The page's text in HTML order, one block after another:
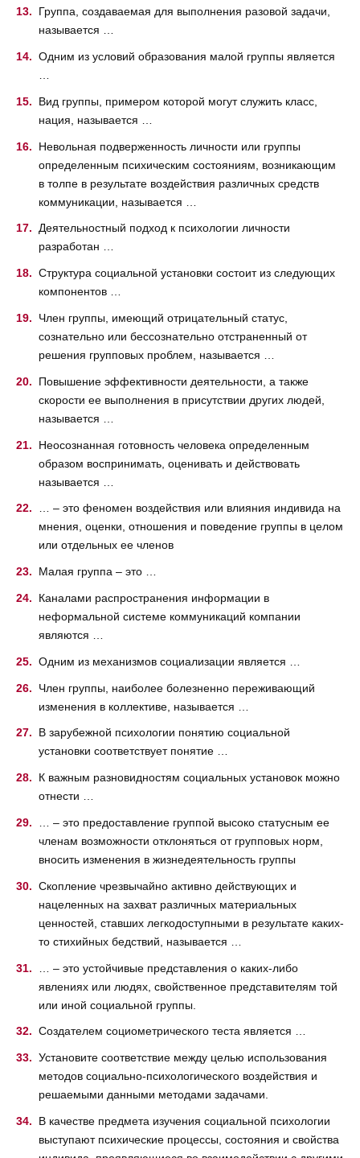
Группа, создаваемая для выполнения разовой задачи,
называется …
Одним из условий образования малой группы является
Вид группы, примером которой могут служить класс,
нация, называется …
Невольная подверженность личности или группы
определенным психическим состояниям, возникающим
в толпе в результате воздействия различных средств
коммуникации, называется …
Деятельностный подход к психологии личности
разработан …
Структура социальной установки состоит из следующих
компонентов …
Член группы, имеющий отрицательный статус,
сознательно или бессознательно отстраненный от
решения групповых проблем, называется …
Повышение эффективности деятельности, а также
скорости ее выполнения в присутствии других людей,
называется …
Неосознанная готовность человека определенным
образом воспринимать, оценивать и действовать
называется …
… – это феномен воздействия или влияния индивида на
мнения, оценки, отношения и поведение группы в целом
или отдельных ее членов
Малая группа – это …
Каналами распространения информации в
неформальной системе коммуникаций компании
являются …
Одним из механизмов социализации является …
Член группы, наиболее болезненно переживающий
изменения в коллективе, называется …
В зарубежной психологии понятию социальной
установки соответствует понятие …
К важным разновидностям социальных установок можно
отнести …
… – это предоставление группой высоко статусным ее
членам возможности отклоняться от групповых норм,
вносить изменения в жизнедеятельность группы
Скопление чрезвычайно активно действующих и
нацеленных на захват различных материальных
ценностей, ставших легкодоступными в результате каких-
то стихийных бедствий, называется …
… – это устойчивые представления о каких-либо
явлениях или людях, свойственное представителям той
или иной социальной группы.
Создателем социометрического теста является …
Установите соответствие между целью использования
методов социально-психологического воздействия и
решаемыми данными методами задачами.
В качестве предмета изучения социальной психологии
выступают психические процессы, состояния и свойства